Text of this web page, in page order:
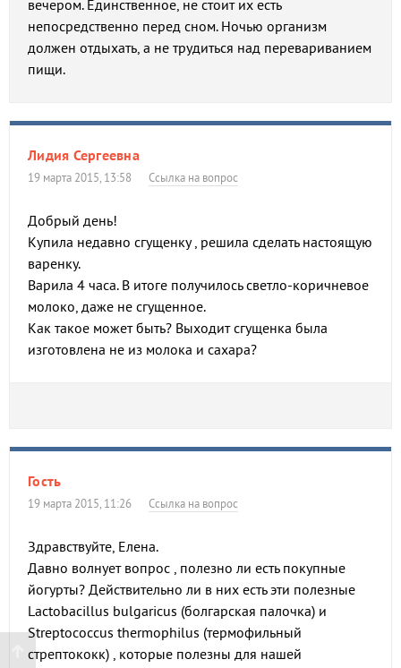
вечером. Единственное, не стоит их есть
непосредственно перед сном. Ночью организм
должен отдыхать, а не трудиться над перевариванием
пищи.
Лидия Сергеевна
19 марта 2015, 13:58 Ссылка на вопрос
Добрый день!
Купила недавно сгущенку , решила сделать настоящую
варенку.
Варила 4 часа. В итоге получилось светло-коричневое
молоко, даже не сгущенное.
Как такое может быть? Выходит сгущенка была
изготовлена не из молока и сахара?
Гость
19 марта 2015, 11:26 Ссылка на вопрос
Здравствуйте, Елена.
Давно волнует вопрос , полезно ли есть покупные
йогурты? Действительно ли в них есть эти полезные
Lactobacillus bulgaricus (болгарская палочка) и
Streptococcus thermophilus (термофильный
стрептококк) , которые полезны для нашей